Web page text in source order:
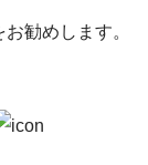
勧めします。